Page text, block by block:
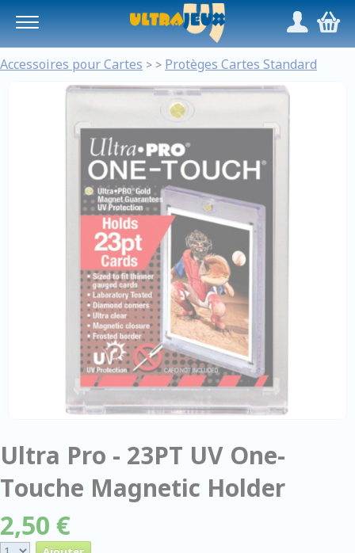
/,
Accessoires pour Cartes > > Protèges Cartes Standard
Ultra Pro - 23PT UV One-
Touche Magnetic Holder
2,50 €